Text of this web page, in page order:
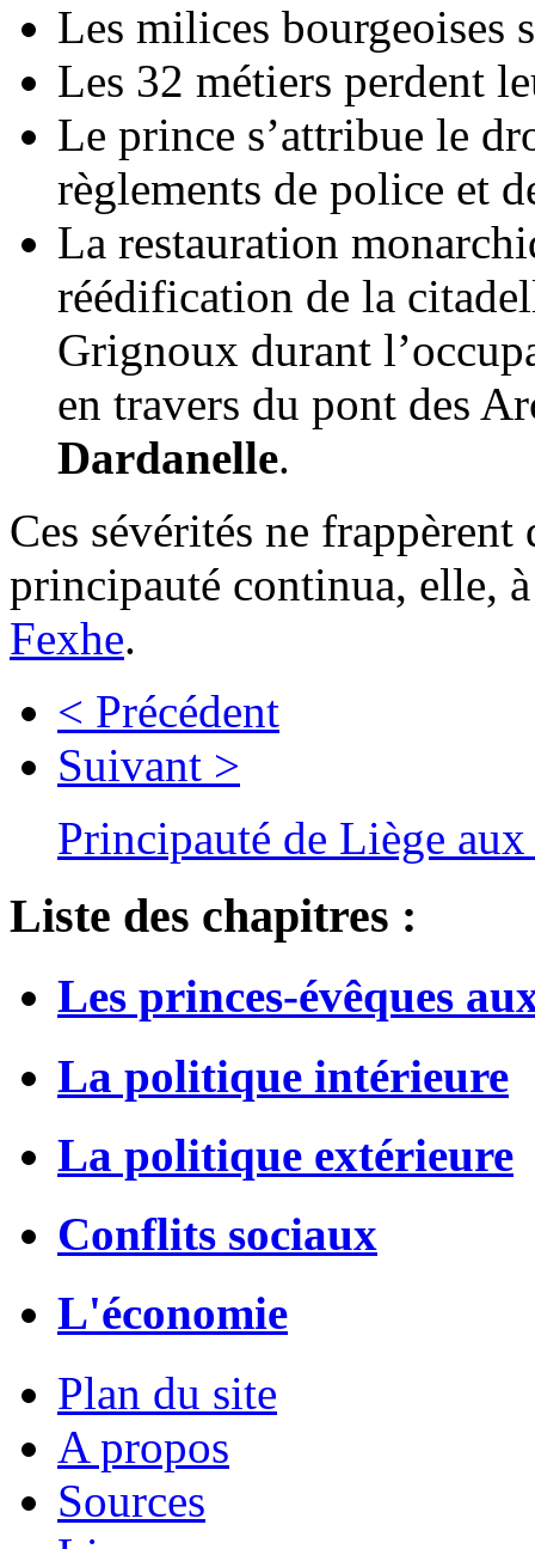
Les milices bourgeoises
Les 32 métiers perdent
Le prince s’attribue le
règlements de police et
La restauration
réédification de la
Grignoux durant
en travers du pont des
Dardanelle.
Ces sévérités ne
principauté continua, elle,
Fexhe.
< Précédent
Suivant >
Principauté de Liège
Liste des chapitres :
Les princes-évêques
La politique intérieure
La politique extérieure
Conflits sociaux
L'économie
Plan du site
A propos
Sources